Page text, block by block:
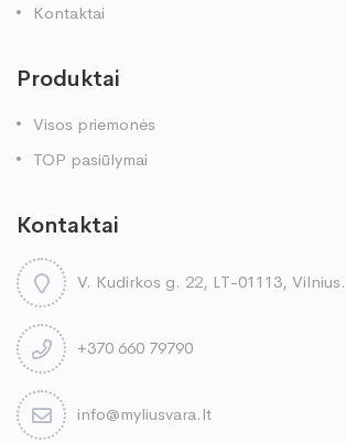
Kontaktai
Produktai
Visos priemonės
TOP pasiūlymai
Kontaktai
V. Kudirkos g. 22, LT-01113, Vilnius.
+370 660 79790
info@myliusvara.lt